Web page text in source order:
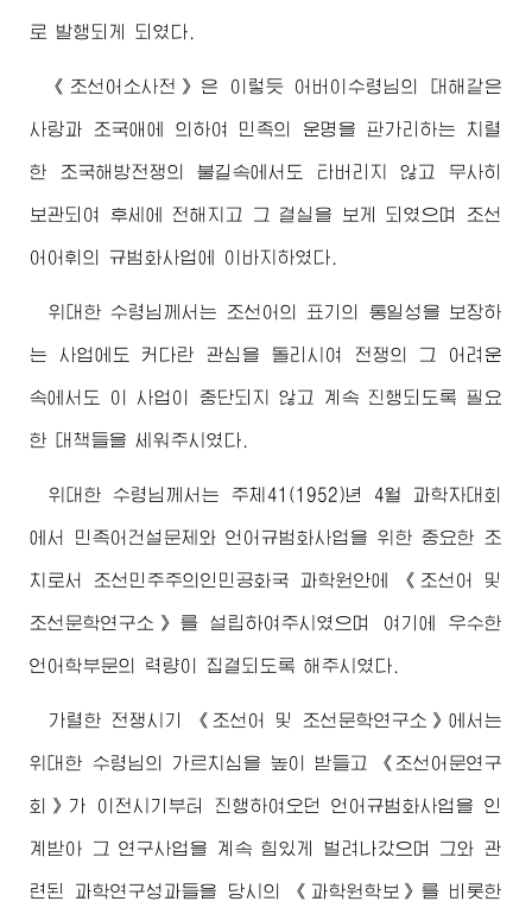
로 발행되게 되였다.
《조선어소사전》은 이렇듯 어버이수령님의 대해같은
사랑과 조국애에 의하여 민족의 운명을 판가리하는 치렬
한 조국해방전쟁의 불길속에서도 타버리지 않고 무사히
보관되여 후세에 전해지고 그 결실을 보게 되였으며 조선
어어휘의 규범화사업에 이바지하였다.
위대한 수령님 께서는 조선어의 표기의 통일성을 보장하
는 사업에도 커다란 관심을 돌리시여 전쟁의 그 어려운
속에서도 이 사업이 중단되지 않고 계속 진행되도록 필요
한 대책들을 세워주시였다.
위대한 수령님 께서는 주체41(1952)년 4월 과학자대회
에서 민족어건설문제와 언어규범화사업을 위한 중요한 조
치로서 조선민주주의인민공화국 과학원안에 《조선어 및
조선문학연구소》를 설립하여주시였으며 여기에 우수한
언어학부문의 력량이 집결되도록 해주시였다.
가렬한 전쟁시기 《조선어 및 조선문학연구소》에서는
위대한 수령님 의 가르치심을 높이 받들고 《조선어문연구
회》가 이전시기부터 진행하여오던 언어규범화사업을 인
계받아 그 연구사업을 계속 힘있게 벌려나갔으며 그와 관
련된 과학연구성과들을 당시의 《과학원학보》를 비롯한